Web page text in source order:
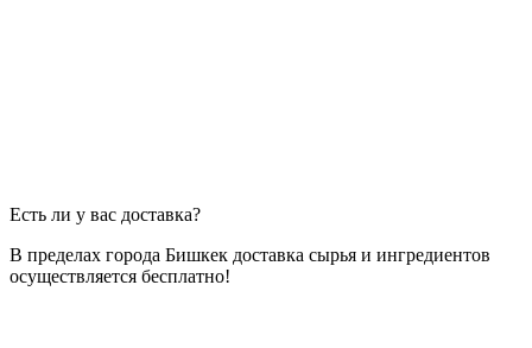
Есть ли у вас доставка?
В пределах города Бишкек доставка сырья и ингредиентов
осуществляется бесплатно!